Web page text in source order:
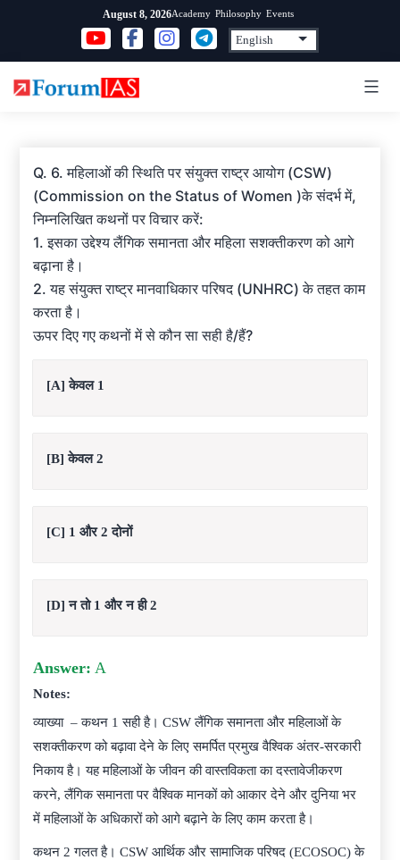
content
August 8, 2026Academy Philosophy Events
Q. 6. महिलाओं की स्थिति पर संयुक्त राष्ट्र आयोग (CSW)
(Commission on the Status of Women )के संदर्भ में,
निम्नलिखित कथनों पर विचार करें:
1. इसका उद्देश्य लैंगिक समानता और महिला सशक्तीकरण को आगे
बढ़ाना है।
2. यह संयुक्त राष्ट्र मानवाधिकार परिषद (UNHRC) के तहत काम
करता है।
ऊपर दिए गए कथनों में से कौन सा सही है/हैं?
[A] केवल 1
[B] केवल 2
[C] 1 और 2 दोनों
[D] न तो 1 और न ही 2
Answer: A
Notes:
व्याख्या – कथन 1 सही है। CSW लैंगिक समानता और महिलाओं के
सशक्तीकरण को बढ़ावा देने के लिए समर्पित प्रमुख वैश्विक अंतर-सरकारी
निकाय है। यह महिलाओं के जीवन की वास्तविकता का दस्तावेजीकरण
करने, लैंगिक समानता पर वैश्विक मानकों को आकार देने और दुनिया भर
में महिलाओं के अधिकारों को आगे बढ़ाने के लिए काम करता है।
कथन 2 गलत है। CSW आर्थिक और सामाजिक परिषद (ECOSOC) के